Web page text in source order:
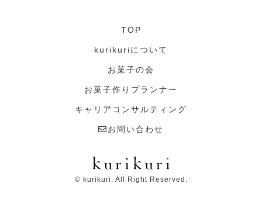
TOP
kurikuriについて
お菓子の会
お菓子作りプランナー
キャリアコンサルティング
お問い合わせ
© kurikuri. All Right Reserved.